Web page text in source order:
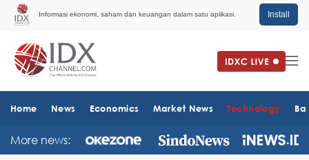
Informasi ekonomi, saham dan keuangan dalam satu aplikasi. Install
Home News Economics Market News Technology
More news: